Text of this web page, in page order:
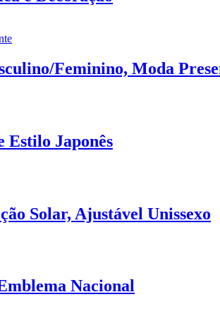
Feminino, Moda
Estilo Japonês
Solar, Ajustável Unissexo
Nacional